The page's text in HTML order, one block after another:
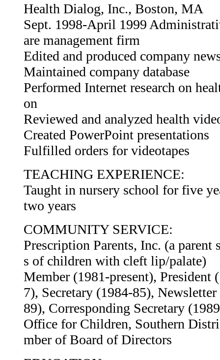
Health Dialog, Inc., Boston, MA
Sept. 1998-April 1999
are management firm
Edited and produced company
Maintained company database
Performed Internet research on
on
Reviewed and analyzed health
Created PowerPoint presentations
Fulfilled orders for videotapes
TEACHING EXPERIENCE:
Taught in nursery school for five
two years
COMMUNITY SERVICE:
Prescription Parents, Inc. (a parent
s of children with cleft lip/palate)
Member (1981-present), President
7), Secretary (1984-85),
89), Corresponding Secretary
Office for Children, Southern
mber of Board of Directors